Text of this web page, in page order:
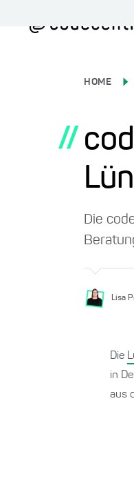
HOME
//
Die
Lisa
Die
in
aus